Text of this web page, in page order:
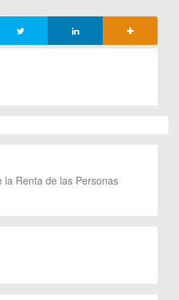
la Renta de las Personas